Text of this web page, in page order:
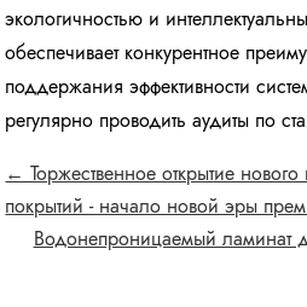
экологичностью и
обеспечивает конкурентное
поддержания эффективности
регулярно проводить аудиты по
← Торжественное открытие
покрытий - начало новой эры
Водонепроницаемый ламинат